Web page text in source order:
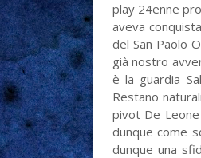
play 24enne
aveva
del San Paolo
già nostro
è la guardia
Restano
pivot De
dunque come
dunque una